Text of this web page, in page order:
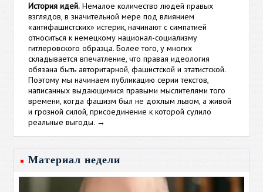
История идей. Немалое количество людей правых
взглядов, в значительной мере под влиянием
«антифашистских» истерик, начинают с симпатией
относиться к немецкому национал-социализму
гитлеровского образца. Более того, у многих
складывается впечатление, что правая идеология
обязана быть авторитарной, фашистской и этатистской.
Поэтому мы начинаем публикацию серии текстов,
написанных выдающимися правыми мыслителями того
времени, когда фашизм был не дохлым львом, а живой
и грозной силой, присоединение к которой сулило
реальные выгоды. →
Материал недели